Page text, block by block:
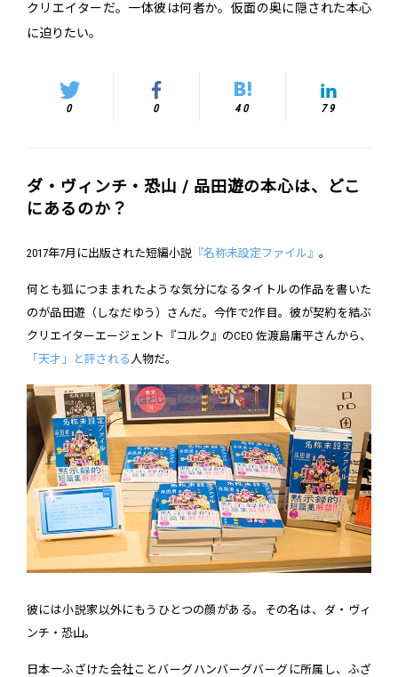
クリエイターだ。一体彼は何者か。仮面の奥に隠された本心
に迫りたい。
0 0 40 79
ダ・ヴィンチ・恐山 / 品田遊の本心は、どこ
にあるのか？
2017年7月に出版された短編小説 『名称未設定ファイル』 。
何とも狐につままれたような気分になるタイトルの作品を書いた
のが品田遊（しなだゆう）さんだ。今作で2作目。彼が契約を結ぶ
クリエイターエージェント『コルク』のCEO 佐渡島庸平さんから、
「天才」と評される 人物だ。
彼には小説家以外にもうひとつの顔がある。その名は、ダ・ヴィ
ンチ・恐山。
日本一ふざけた会社ことバーグハンバーグバーグに所属し、ふざ